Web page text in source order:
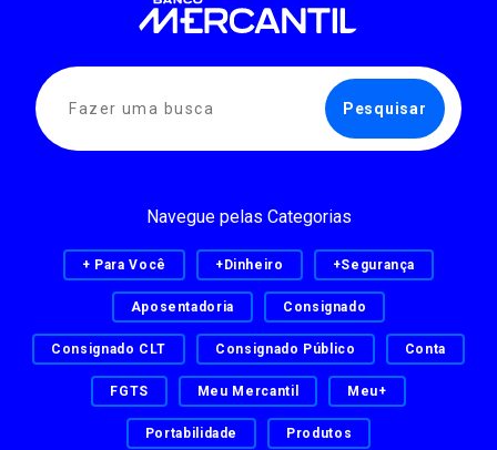
Navegue pelas Categorias
+ Para Você +Dinheiro +Segurança
Aposentadoria Consignado
Consignado CLT Consignado Público Conta
FGTS Meu Mercantil Meu+
Portabilidade Produtos